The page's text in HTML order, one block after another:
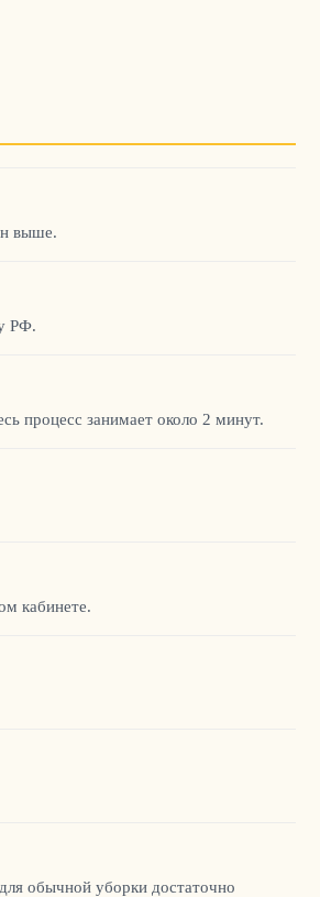
выше.
РФ.
процесс занимает около 2 минут.
кабинете.
обычной уборки достаточно